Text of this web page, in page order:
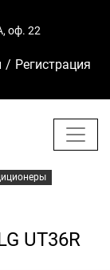
оф. 22
/ Регистрация
UT36R